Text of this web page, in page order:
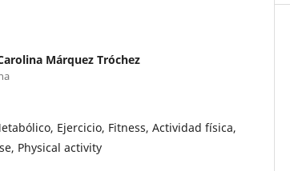
Márquez Tróchez
Ejercicio, Fitness, Actividad física,
Physical activity